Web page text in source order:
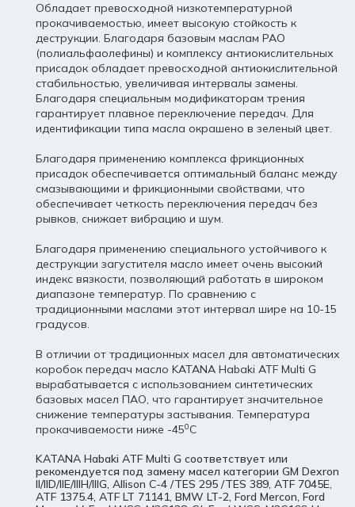
Обладает превосходной низкотемпературной
прокачиваемостью, имеет высокую стойкость к
деструкции. Благодаря базовым маслам PAO
(полиальфаолефины) и комплексу антиокислительных
присадок обладает превосходной антиокислительной
стабильностью, увеличивая интервалы замены.
Благодаря специальным модификаторам трения
гарантирует плавное переключение передач. Для
идентификации типа масла окрашено в зеленый цвет.
Благодаря применению комплекса фрикционных
присадок обеспечивается оптимальный баланс между
смазывающими и фрикционными свойствами, что
обеспечивает четкость переключения передач без
рывков, снижает вибрацию и шум.
Благодаря применению специального устойчивого к
деструкции загустителя масло имеет очень высокий
индекс вязкости, позволяющий работать в широком
диапазоне температур. По сравнению с
традиционными маслами этот интервал шире на 10-15
градусов.
В отличии от традиционных масел для автоматических
коробок передач масло KATANA Habaki ATF Multi G
вырабатывается с использованием синтетических
базовых масел ПАО, что гарантирует значительное
снижение температуры застывания. Температура
прокачиваемости ниже -450С
KATANA Habaki ATF Multi G соответствует или
рекомендуется под замену масел категории GM Dexron
II/IID/IIE/IIIH/IIIG, Allison C-4 /TES 295 /TES 389, ATF 7045E,
ATF 1375.4, ATF LT 71141, BMW LT-2, Ford Mercon, Ford